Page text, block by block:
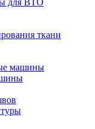
для ВТО
ткани
машины